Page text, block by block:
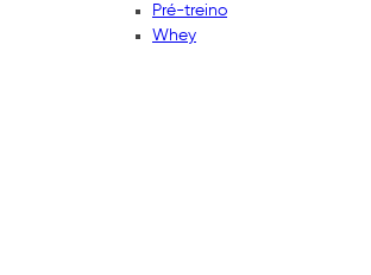
Pré-treino
Whey